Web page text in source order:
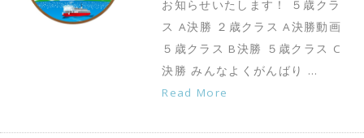
お知らせいたします！ ５歳クラ
ス A決勝 ２歳クラス A決勝動画
５歳クラス B決勝 ５歳クラス C
決勝 みんなよくがんばり …
Read More